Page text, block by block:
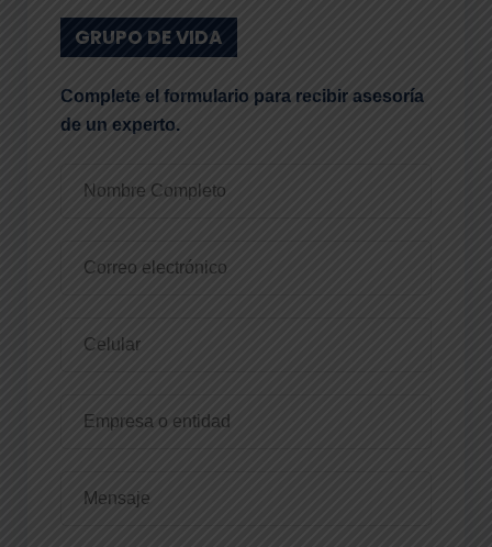
GRUPO DE VIDA
Complete el formulario para recibir asesoría
de un experto.